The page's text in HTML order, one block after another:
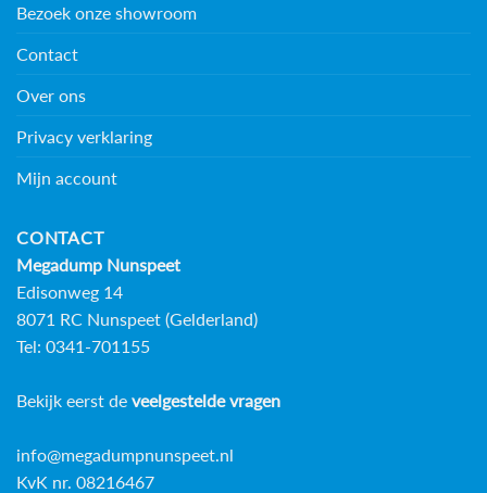
Bezoek onze showroom
Contact
Over ons
Privacy verklaring
Mijn account
CONTACT
Megadump Nunspeet
Edisonweg 14
8071 RC Nunspeet (Gelderland)
Tel: 0341-701155
Bekijk eerst de veelgestelde vragen
info@megadumpnunspeet.nl
KvK nr. 08216467